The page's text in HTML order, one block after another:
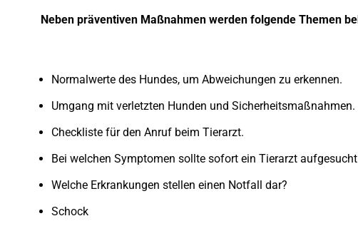
Neben präventiven Maßnahmen werden folgende Themen
Normalwerte des Hundes, um Abweichungen zu erkennen.
Umgang mit verletzten Hunden und Sicherheitsmaßnahmen.
Checkliste für den Anruf beim Tierarzt.
Bei welchen Symptomen sollte sofort ein Tierarzt
Welche Erkrankungen stellen einen Notfall dar?
Schock